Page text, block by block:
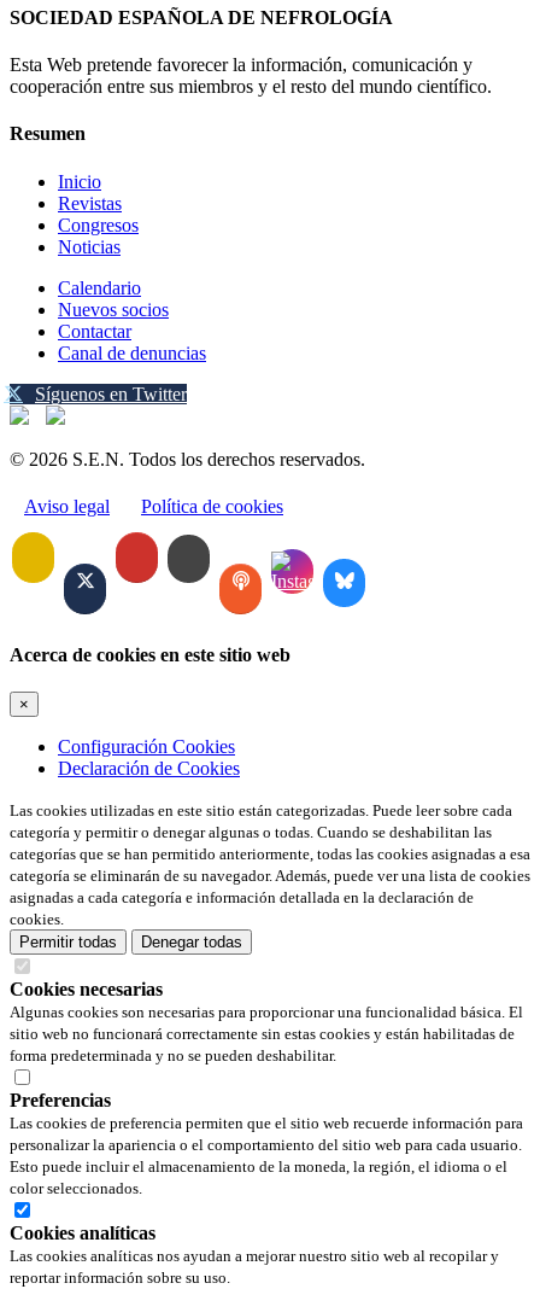
SOCIEDAD ESPAÑOLA DE NEFROLOGÍA
Esta Web pretende favorecer la información, comunicación y
cooperación entre sus miembros y el resto del mundo científico.
Resumen
Inicio
Revistas
Congresos
Noticias
Calendario
Nuevos socios
Contactar
Canal de denuncias
Síguenos en Twitter
© 2026 S.E.N. Todos los derechos reservados.
Aviso legal Política de cookies
Acerca de cookies en este sitio web
×
Configuración Cookies
Declaración de Cookies
Las cookies utilizadas en este sitio están categorizadas. Puede leer sobre cada
categoría y permitir o denegar algunas o todas. Cuando se deshabilitan las
categorías que se han permitido anteriormente, todas las cookies asignadas a esa
categoría se eliminarán de su navegador. Además, puede ver una lista de cookies
asignadas a cada categoría e información detallada en la declaración de
cookies.
Permitir todas
Denegar todas
Cookies necesarias
Algunas cookies son necesarias para proporcionar una funcionalidad básica. El
sitio web no funcionará correctamente sin estas cookies y están habilitadas de
forma predeterminada y no se pueden deshabilitar.
Preferencias
Las cookies de preferencia permiten que el sitio web recuerde información para
personalizar la apariencia o el comportamiento del sitio web para cada usuario.
Esto puede incluir el almacenamiento de la moneda, la región, el idioma o el
color seleccionados.
Cookies analíticas
Las cookies analíticas nos ayudan a mejorar nuestro sitio web al recopilar y
reportar información sobre su uso.